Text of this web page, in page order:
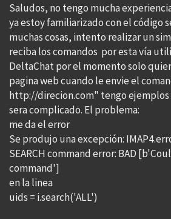
Saludos, no tengo mucha
ya estoy familiarizado con el código
muchas cosas, intento realizar un
reciba los comandos por esta vía
DeltaChat por el momento solo
pagina web cuando le envie el
http://direcion.com" tengo
sera complicado. El problema:
me da el error
Se produjo una excepción:
SEARCH command error: BAD
command']
en la linea
uids = i.search('ALL')